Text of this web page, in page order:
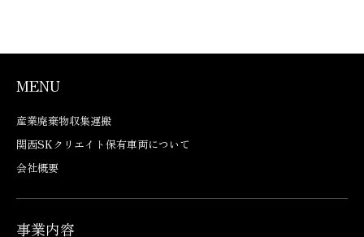
MENU
産業廃棄物収集運搬
関西SKクリエイト保有車両について
会社概要
事業内容